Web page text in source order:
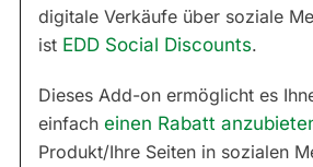
digitale Verkäufe über soziale
ist EDD Social Discounts.
Dieses Add-on ermöglicht es
einfach einen Rabatt
Produkt/Ihre Seiten in sozialen